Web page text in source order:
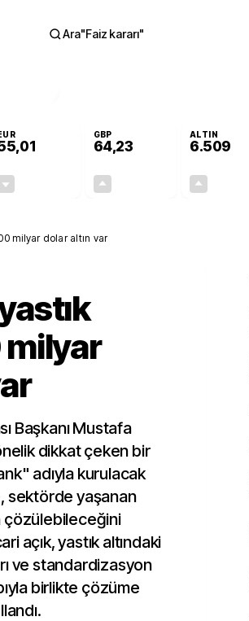
Ara"Faiz kararı"
GBP
64,23
ALTIN
6.509
milyar dolar altın var
milyar
Başkanı Mustafa
dikkat çeken bir
adıyla kurulacak
sektörde yaşanan
çözülebileceğini
açık, yastık altındaki
ve standardizasyon
birlikte çözüme